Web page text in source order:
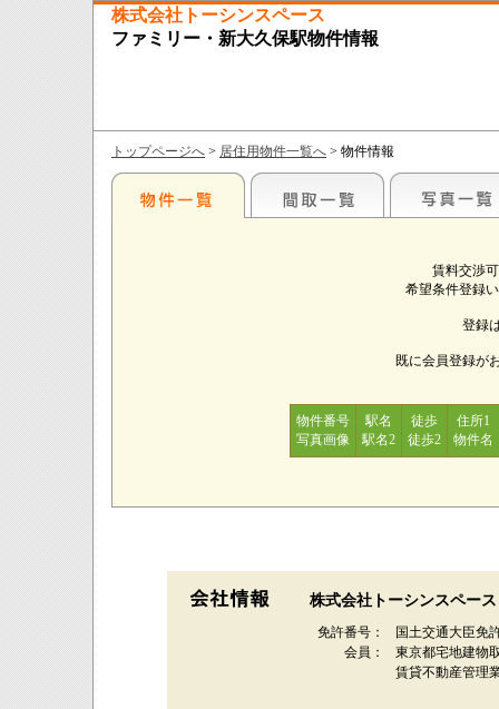
株式会社トーシンスペース
ファミリー・新大久保駅物件情報
トップページへ > 居住用物件一覧へ > 物件情報
賃料交渉
希望条件登録
登録
既に会員登録が
物件番号
写真画像
駅名
駅名2
徒歩
徒歩2
住所1
物件名
株式会社トーシンスペース
免許番号：
国土交通大臣免
会員：
東京都宅地建物
賃貸不動産管理